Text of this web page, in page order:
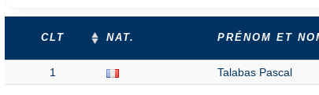
CLT NAT. PRÉNOM ET
1 Talabas Pascal